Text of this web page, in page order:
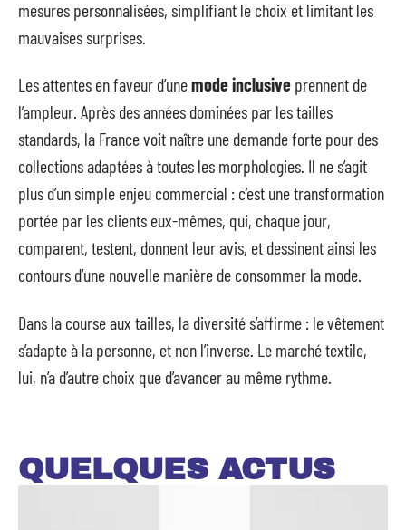
mesures personnalisées, simplifiant le choix et limitant les
mauvaises surprises.
Les attentes en faveur d’unemode inclusive prennent de
l’ampleur. Après des années dominées par les tailles
standards, la France voit naître une demande forte pour des
collections adaptées à toutes les morphologies. Il ne s’agit
plus d’un simple enjeu commercial : c’est une transformation
portée par les clients eux-mêmes, qui, chaque jour,
comparent, testent, donnent leur avis, et dessinent ainsi les
contours d’une nouvelle manière de consommer la mode.
Dans la course aux tailles, la diversité s’affirme : le vêtement
s’adapte à la personne, et non l’inverse. Le marché textile,
lui, n’a d’autre choix que d’avancer au même rythme.
QUELQUES ACTUS